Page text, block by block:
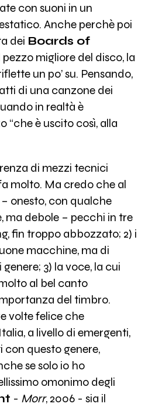
con suoni in un
Anche perchè poi
dei Boards of
migliore del disco, la
un po’ su. Pensando,
di una canzone dei
in realtà è
“che è uscito così, alla
di mezzi tecnici
molto. Ma credo che al
onesto, con qualche
ma debole – pecchi in tre
fin troppo abbozzato; 2) i
macchine, ma di
3) la voce, la cui
al bel canto
del timbro.
volte felice che
a livello di emergenti,
questo genere,
se solo io ho
omonimo degli
- Morr, 2006 - sia il